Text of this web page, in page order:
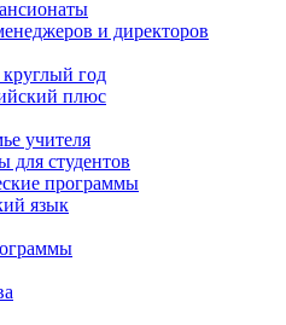
и директоров
год
плюс
учителя
для студентов
программы
язык